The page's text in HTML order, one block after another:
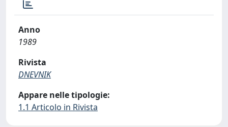
Anno
1989
Rivista
DNEVNIK
Appare nelle tipologie:
1.1 Articolo in Rivista